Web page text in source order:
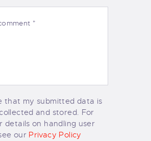
that my submitted data is
and stored. For
details on handling user
our Privacy Policy